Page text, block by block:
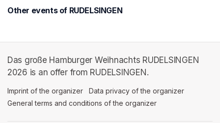
Other events of RUDELSINGEN
Das große Hamburger Weihnachts RUDELSINGEN
2026 is an offer from RUDELSINGEN.
Imprint of the organizer (opens in a new tab)
Data privacy of the organizer
General terms and conditions of the organizer